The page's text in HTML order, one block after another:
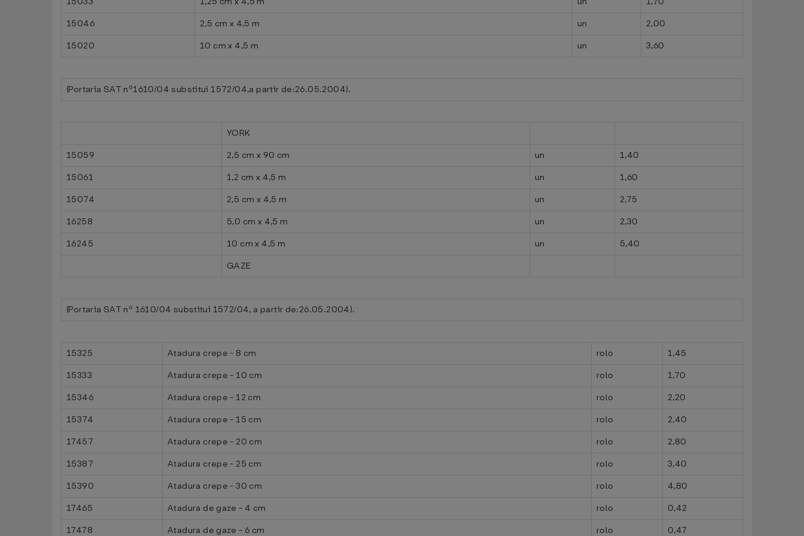
15046
2,5 cm x 4,5 m un
2,00
15020
10 cm x 4,5 m un 3,60
(Portaria SAT nº1610/04 substitui 1572/04,a partir de:26.05.2004).
YORK
15059
2,5 cm x 90 cm un
1,40
15061
1,2 cm x 4,5 m un
1,60
15074
2,5 cm x 4,5 m un
2,75
16258
5,0 cm x 4,5 m un
2,30
16245
10 cm x 4,5 m un
5,40
GAZE
(Portaria SAT nº 1610/04 substitui 1572/04, a partir de:26.05.2004).
15325 Atadura crepe - 8 cm rolo
1,45
15333
Atadura crepe - 10 cm rolo
1,70
15346
Atadura crepe - 12 cm rolo
2,20
15374
Atadura crepe - 15 cm rolo
2,40
17457
Atadura crepe - 20 cm rolo
2,80
15387
Atadura crepe - 25 cm rolo
3,40
15390
Atadura crepe - 30 cm rolo
4,80
17465
Atadura de gaze - 4 cm rolo
0,42
17478
Atadura de gaze - 6 cm rolo 0,47